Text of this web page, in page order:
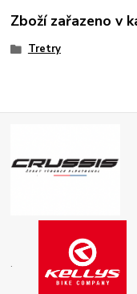
Zboží zařazeno v
Tretry
.